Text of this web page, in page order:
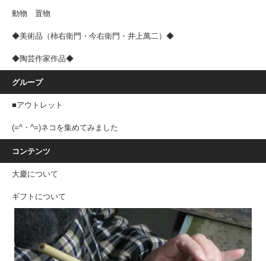
動物 置物
◆美術品（柿右衛門・今右衛門・井上萬二）◆
◆陶芸作家作品◆
グループ
■アウトレット
(=^・^=)ネコを集めてみました
コンテンツ
大慶について
ギフトについて